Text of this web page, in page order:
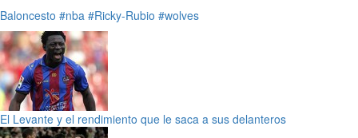
Baloncesto #nba #Ricky-Rubio #wolves
El Levante y el rendimiento que le saca a sus delanteros